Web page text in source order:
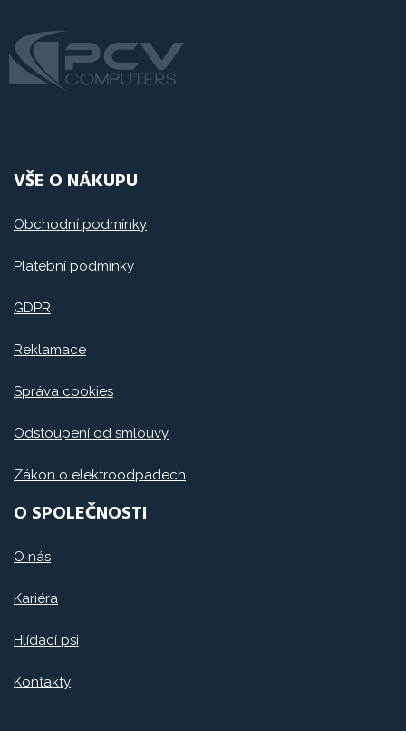
VŠE O NÁKUPU
Obchodní podmínky
Platební podmínky
GDPR
Reklamace
Správa cookies
Odstoupení od smlouvy
Zákon o elektroodpadech
O SPOLEČNOSTI
O nás
Kariéra
Hlídací psi
Kontakty